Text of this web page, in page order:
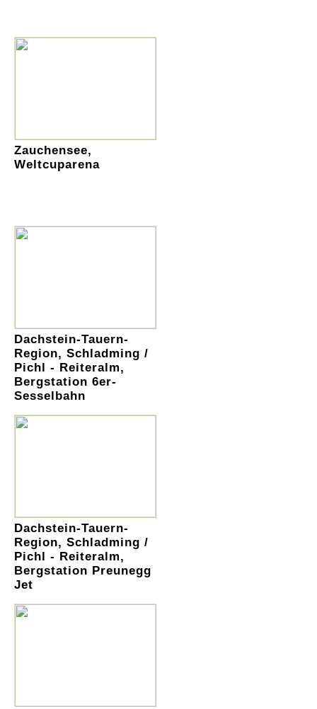
Zauchensee,
Weltcuparena
Dachstein-Tauern-
Region, Schladming /
Pichl - Reiteralm,
Bergstation 6er-
Sesselbahn
Dachstein-Tauern-
Region, Schladming /
Pichl - Reiteralm,
Bergstation Preunegg
Jet